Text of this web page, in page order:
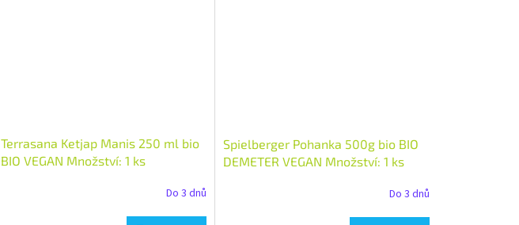
Terrasana Ketjap Manis 250 ml bio
BIO VEGAN Množství: 1 ks
Do 3 dnů
Spielberger Pohanka 500g bio BIO
DEMETER VEGAN Množství: 1 ks
Do 3 dnů